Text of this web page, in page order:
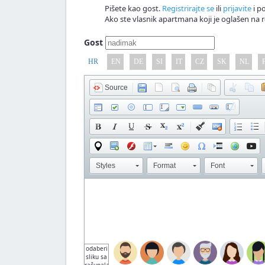
Pišete kao gost. Registrirajte se ili prijavite i
Ako ste vlasnik apartmana koji je oglašen
Gost
HR EN DE SI IT CZ SK NL
Source
Styles Format Font
odaberi
sliku sa